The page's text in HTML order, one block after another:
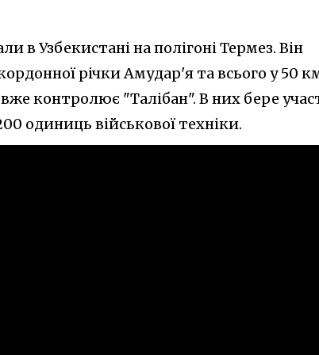
в Узбекистані на полігоні Термез. Він
річки Амудар'я та всього у 50
контролює "Талібан". В них бере
одиниць військової техніки.